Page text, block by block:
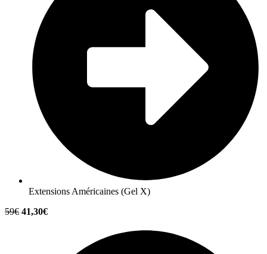
Extensions Américaines (Gel X)
59€ 41,30€